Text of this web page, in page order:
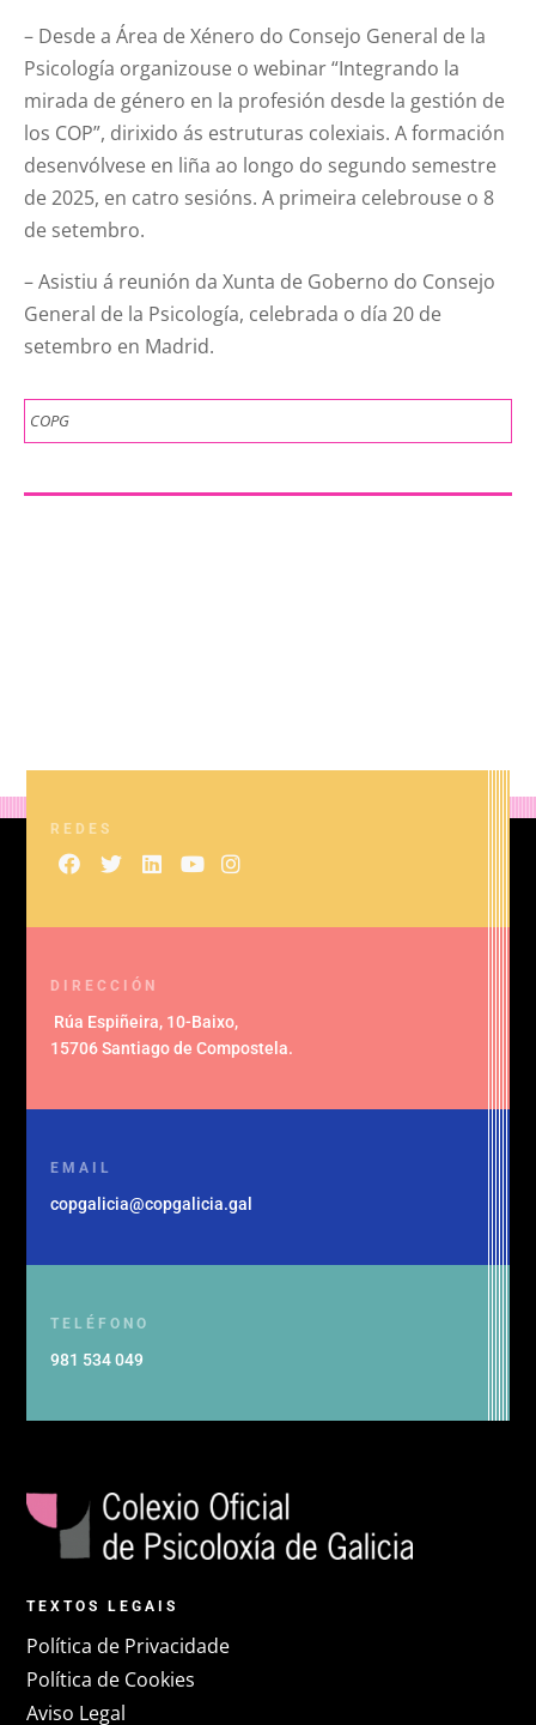
– Desde a Área de Xénero do Consejo General de la
Psicología organizouse o webinar “Integrando la
mirada de género en la profesión desde la gestión de
los COP”, dirixido ás estruturas colexiais. A formación
desenvólvese en liña ao longo do segundo semestre
de 2025, en catro sesións. A primeira celebrouse o 8
de setembro.
– Asistiu á reunión da Xunta de Goberno do Consejo
General de la Psicología, celebrada o día 20 de
setembro en Madrid.
COPG
REDES
DIRECCIÓN
Rúa Espiñeira, 10-Baixo,
15706 Santiago de Compostela.
EMAIL
copgalicia@copgalicia.gal
TELÉFONO
981 534 049
TEXTOS LEGAIS
Política de Privacidade
Política de Cookies
Aviso Legal